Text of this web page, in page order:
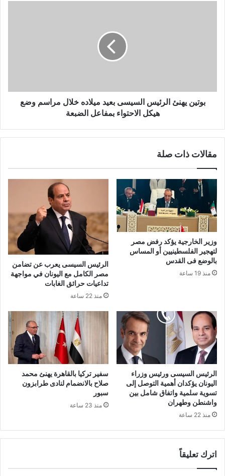
بوتين يهنئ الرئيس السيسى بعيد ميلاده خلال مراسم وضع
هيكل الاحتواء بمفاعل الضبعة
مقالات ذات صلة
وزير الخارجية يؤكد رفض مصر
لتهجير الفلسطينيين أو المساس
بالوضع فى القدس
منذ 19 ساعة
الرئيس السيسى يعرب عن تضامن
مصر الكامل مع اليونان في مواجهة
تداعيات حرائق الغابات
منذ 22 ساعة
الرئيس السيسى ورئيس وزراء
اليونان يؤكدان أهمية التوصل إلى
تسوية سلمية واتفاق شامل بين
واشنطن وطهران
منذ 22 ساعة
سفير تركيا بالقاهرة يهنئ محمد
صلاح بالانضمام لنادى طرابزون
سبور
منذ 23 ساعة
اترك تعليقاً